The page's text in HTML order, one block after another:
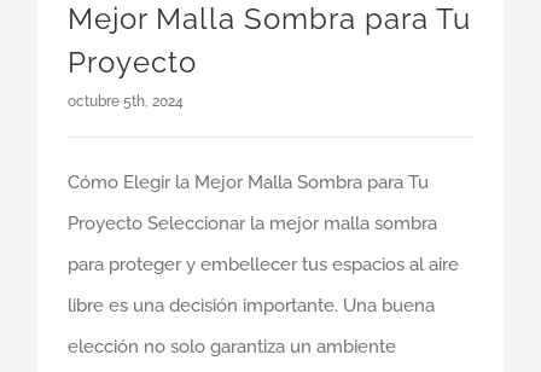
Mejor Malla Sombra para Tu
Proyecto
octubre 5th, 2024
Cómo Elegir la Mejor Malla Sombra para Tu
Proyecto Seleccionar la mejor malla sombra
para proteger y embellecer tus espacios al aire
libre es una decisión importante. Una buena
elección no solo garantiza un ambiente